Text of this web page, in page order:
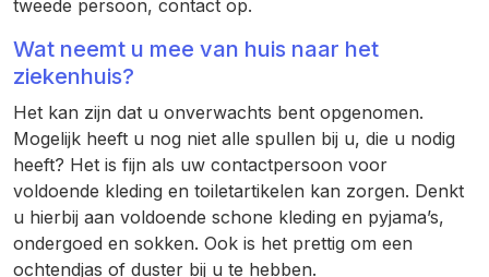
tweede persoon, contact op.
Wat neemt u mee van huis naar het
ziekenhuis?
Het kan zijn dat u onverwachts bent opgenomen.
Mogelijk heeft u nog niet alle spullen bij u, die u nodig
heeft? Het is fijn als uw contactpersoon voor
voldoende kleding en toiletartikelen kan zorgen. Denkt
u hierbij aan voldoende schone kleding en pyjama’s,
ondergoed en sokken. Ook is het prettig om een
ochtendjas of duster bij u te hebben.